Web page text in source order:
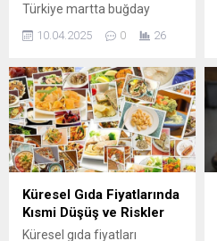
Türkiye martta buğday
ithalatındaki kısıtlamaları
kaldırmasının ardından Rus
başladı ve yalnızca bir ay
içinde Rus buğdayının en
büyük üçüncü ithalatçısı
oldu.
10.04.2025 0 26
Küresel Gıda Fiyatlarında
Kısmi Düşüş ve Riskler
Küresel gıda fiyatları